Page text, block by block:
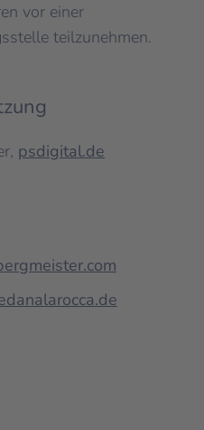
vor einer
teilzunehmen.
psdigital.de